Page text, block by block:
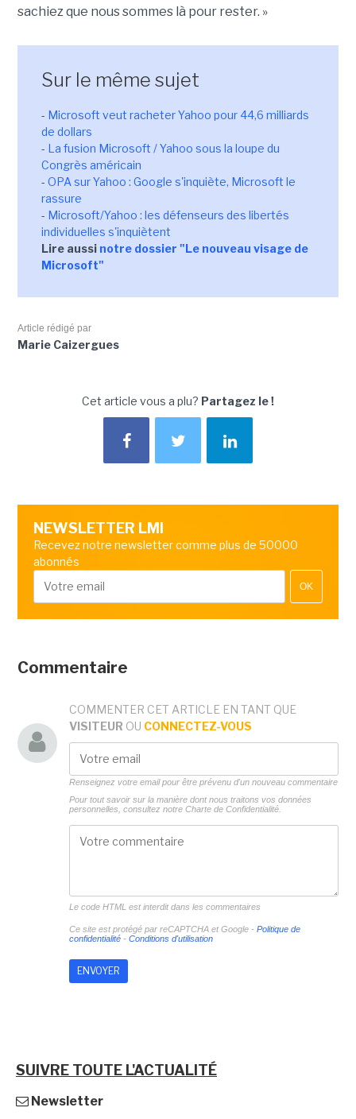
sachiez que nous sommes là pour rester. »
Sur le même sujet
- Microsoft veut racheter Yahoo pour 44,6 milliards
de dollars
- La fusion Microsoft / Yahoo sous la loupe du
Congrès américain
- OPA sur Yahoo : Google s'inquiète, Microsoft le
rassure
- Microsoft/Yahoo : les défenseurs des libertés
individuelles s'inquiètent
Lire aussi notre dossier "Le nouveau visage de
Microsoft"
Article rédigé par
Marie Caizergues
Cet article vous a plu? Partagez le !
NEWSLETTER LMI
Recevez notre newsletter comme plus de 50000
abonnés
OK
Commentaire
COMMENTER CET ARTICLE EN TANT QUE
VISITEUR OU CONNECTEZ-VOUS
Renseignez votre email pour être prévenu d'un nouveau commentaire
Pour tout savoir sur la manière dont nous traitons vos données
personnelles, consultez notre Charte de Confidentialité.
Le code HTML est interdit dans les commentaires
Ce site est protégé par reCAPTCHA et Google - Politique de
confidentialité- Conditions d'utilisation
SUIVRE TOUTE L'ACTUALITÉ
Newsletter